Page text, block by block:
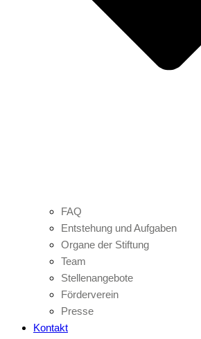
FAQ
Entstehung und Aufgaben
Organe der Stiftung
Team
Stellenangebote
Förderverein
Presse
Kontakt